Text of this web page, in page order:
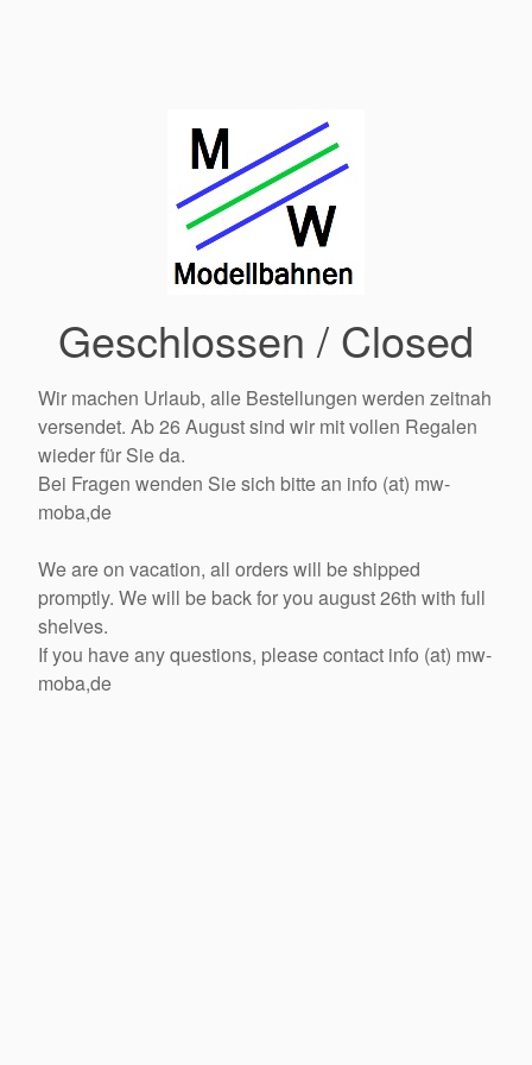
Geschlossen / Closed
Wir machen Urlaub, alle Bestellungen werden zeitnah
versendet. Ab 26 August sind wir mit vollen Regalen
wieder für Sie da.
Bei Fragen wenden Sie sich bitte an info (at) mw-
moba,de
We are on vacation, all orders will be shipped
promptly. We will be back for you august 26th with full
shelves.
If you have any questions, please contact info (at) mw-
moba,de